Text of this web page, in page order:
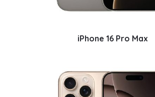
iPhone 16 Pro Max